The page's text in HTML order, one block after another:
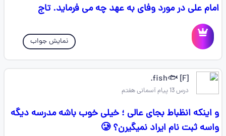
امام علی در مورد وفای به عهد چه می فرماید. تاج
نمایش جواب
fish🐟 [F].
درس 13 پیام آسمانی هفتم
و اینکه انظباط بجای عالی ؛ خیلی خوب باشه مدرسه دیگه
واسه ثبت نام ایراد نمیگیرن؟ 🥲